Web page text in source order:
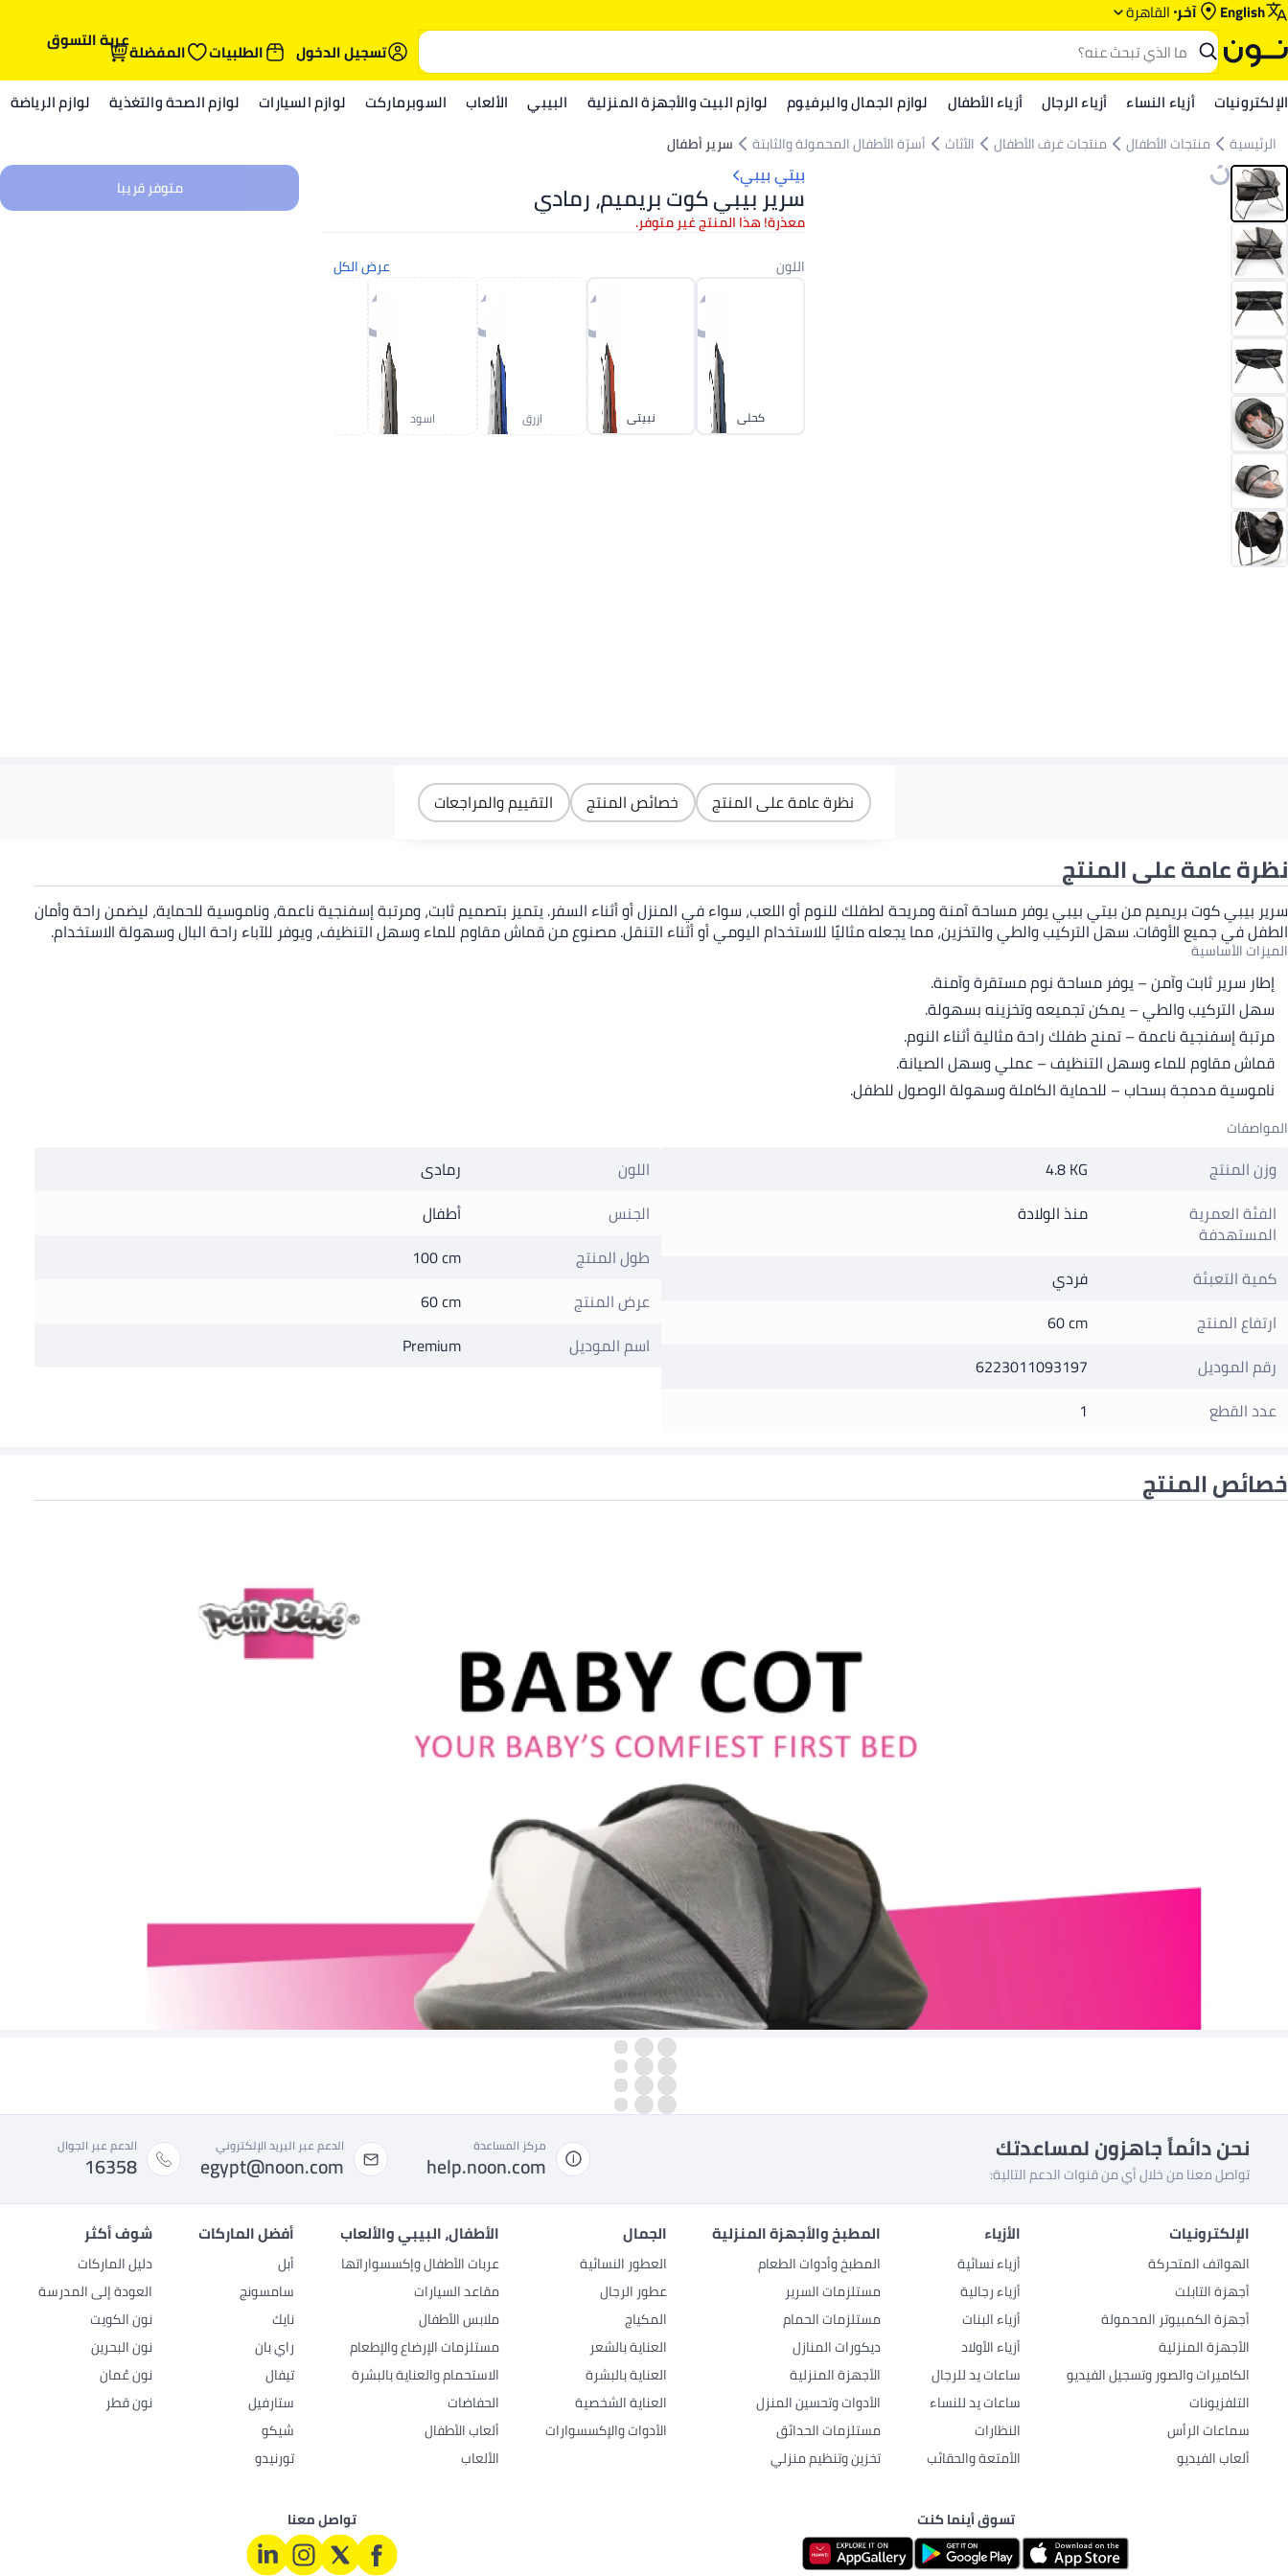
English آخر القاهرة
تسجيل الدخول
الطلبيات المفضلةعربة التسوق
الإلكترونيات أزياء النساء أزياء الرجال أزياء الأطفال لوازم الجمال والبرفيوم لوازم البيت والأجهزة المنزلية البيبي الألعاب السوبرماركت لوازم السيارات لوازم الصحة والتغذية لوازم الرياضة
الرئيسية منتجات الأطفال منتجات غرف الأطفال الأثاث أسرّة الأطفال المحمولة والثابتة سرير أطفال
بيتي بيبي
سرير بيبي كوت بريميم، رمادي
معذرة! هذا المنتج غير متوفر.
اللون
عرض الكل
كحلى نبيتى ازرق اسود
متوفر قريبا
نظرة عامة على المنتج خصائص المنتج التقييم والمراجعات
نظرة عامة على المنتج
سرير بيبي كوت بريميم من بيتي بيبي يوفر مساحة آمنة ومريحة لطفلك للنوم أو اللعب، سواء في المنزل أو أثناء السفر. يتميز بتصميم ثابت، ومرتبة إسفنجية ناعمة، وناموسية للحماية، ليضمن راحة وأمان
الطفل في جميع الأوقات. سهل التركيب والطي والتخزين، مما يجعله مثاليًا للاستخدام اليومي أو أثناء التنقل. مصنوع من قماش مقاوم للماء وسهل التنظيف، ويوفر للآباء راحة البال وسهولة الاستخدام.
الميزات الأساسية
إطار سرير ثابت وآمن – يوفر مساحة نوم مستقرة وآمنة.
سهل التركيب والطي – يمكن تجميعه وتخزينه بسهولة.
مرتبة إسفنجية ناعمة – تمنح طفلك راحة مثالية أثناء النوم.
قماش مقاوم للماء وسهل التنظيف – عملي وسهل الصيانة.
ناموسية مدمجة بسحاب – للحماية الكاملة وسهولة الوصول للطفل.
المواصفات
وزن المنتج
4.8 KG
الفئة العمرية
المستهدفة
منذ الولادة
كمية التعبئة
فردي
ارتفاع المنتج
60 cm
رقم الموديل
6223011093197
عدد القطع
1
اللون
رمادى
الجنس
أطفال
طول المنتج
100 cm
عرض المنتج
60 cm
اسم الموديل
Premium
خصائص المنتج
نحن دائماً جاهزون لمساعدتك
تواصل معنا من خلال أي من قنوات الدعم التالية:
مركز المساعدة
help.noon.com
الدعم عبر البريد الإلكتروني
egypt@noon.com
الدعم عبر الجوال
16358
الإلكترونيات
الهواتف المتحركة
أجهزة التابلت
أجهزة الكمبيوتر المحمولة
الأجهزة المنزلية
الكاميرات والصور وتسجيل الفيديو
التلفزيونات
سماعات الرأس
ألعاب الفيديو
الأزياء
أزياء نسائية
أزياء رجالية
أزياء البنات
أزياء الأولاد
ساعات يد للرجال
ساعات يد للنساء
النظارات
الأمتعة والحقائب
المطبخ والأجهزة المنزلية
المطبخ وأدوات الطعام
مستلزمات السرير
مستلزمات الحمام
ديكورات المنازل
الأجهزة المنزلية
الأدوات وتحسين المنزل
مستلزمات الحدائق
تخزين وتنظيم منزلي
الجمال
العطور النسائية
عطور الرجال
المكياج
العناية بالشعر
العناية بالبشرة
العناية الشخصية
الأدوات والإكسسوارات
الأطفال، البيبي والألعاب
عربات الأطفال وإكسسواراتها
مقاعد السيارات
ملابس الأطفال
مستلزمات الإرضاع والإطعام
الاستحمام والعناية بالبشرة
الحفاضات
ألعاب الأطفال
الألعاب
أفضل الماركات
أبل
سامسونج
نايك
راي بان
تيفال
ستارفيل
شيكو
تورنيدو
شوف أكثر
دليل الماركات
العودة إلى المدرسة
نون الكويت
نون البحرين
نون عُمان
نون قطر
تسوق أينما كنت تواصل معنا